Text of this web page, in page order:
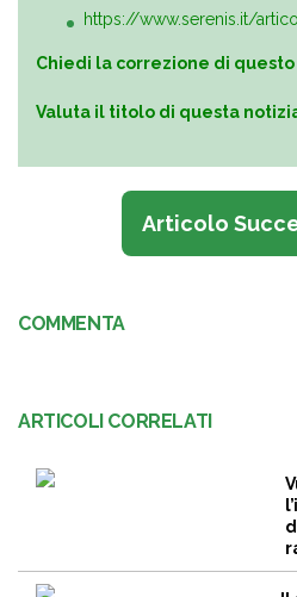
https://www.serenis.it/
Chiedi la correzione di
Valuta il titolo di questa
Articolo
COMMENTA
ARTICOLI CORRELATI